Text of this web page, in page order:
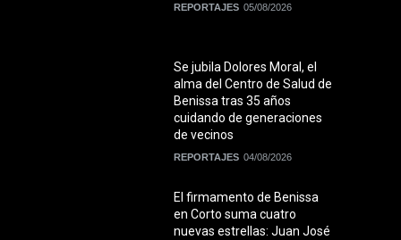
REPORTAJES 05/08/2026
Se jubila Dolores Moral, el
alma del Centro de Salud de
Benissa tras 35 años
cuidando de generaciones
de vecinos
REPORTAJES 04/08/2026
El firmamento de Benissa
en Corto suma cuatro
nuevas estrellas: Juan José